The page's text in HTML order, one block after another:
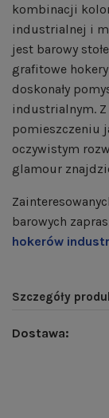
kombinacji
industrialnej i
jest barowy
grafitowe
doskonały
industrialnym. Z
pomieszczeniu
oczywistym
glamour
barowych
hokerów
Szczegóły
Dostawa: